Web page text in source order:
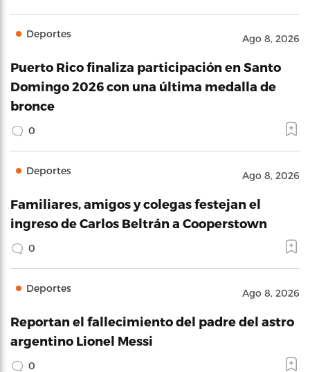
Deportes Ago 8, 2026
Puerto Rico finaliza participación en Santo
Domingo 2026 con una última medalla de
bronce
0
Deportes Ago 8, 2026
Familiares, amigos y colegas festejan el
ingreso de Carlos Beltrán a Cooperstown
0
Deportes Ago 8, 2026
Reportan el fallecimiento del padre del astro
argentino Lionel Messi
0